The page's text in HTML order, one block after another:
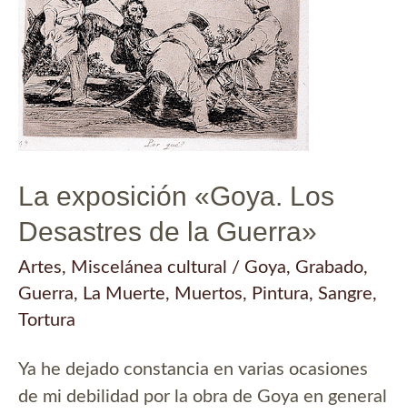
La exposición «Goya. Los
Desastres de la Guerra»
Artes, Miscelánea cultural / Goya, Grabado,
Guerra, La Muerte, Muertos, Pintura, Sangre,
Tortura
Ya he dejado constancia en varias ocasiones
de mi debilidad por la obra de Goya en general